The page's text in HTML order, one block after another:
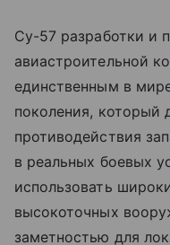
Су-57 разработки и
авиастроительной
единственным в
поколения, который
противодействия
в реальных боевых
использовать
высокоточных
заметностью для